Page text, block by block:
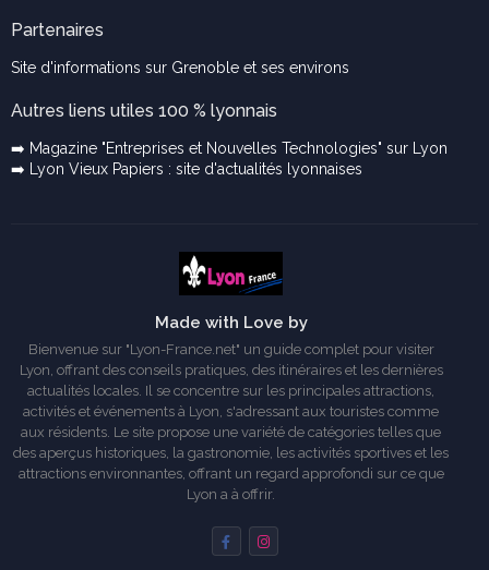
Partenaires
Site d'informations sur Grenoble et ses environs
Autres liens utiles 100 % lyonnais
➡️ Magazine "Entreprises et Nouvelles Technologies" sur Lyon
➡️ Lyon Vieux Papiers : site d'actualités lyonnaises
Made with Love by
Bienvenue sur "Lyon-France.net" un guide complet pour visiter
Lyon, offrant des conseils pratiques, des itinéraires et les dernières
actualités locales. Il se concentre sur les principales attractions,
activités et événements à Lyon, s'adressant aux touristes comme
aux résidents. Le site propose une variété de catégories telles que
des aperçus historiques, la gastronomie, les activités sportives et les
attractions environnantes, offrant un regard approfondi sur ce que
Lyon a à offrir.